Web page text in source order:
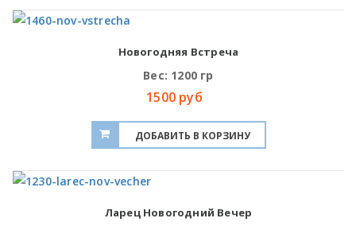
Новогодняя Встреча
Вес: 1200 гр
1500 руб
Ларец Новогодний Вечер